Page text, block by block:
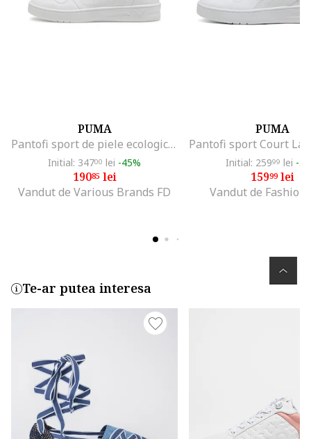
PUMA
Pantofi sport de piele ecologica Court Classy, Alb optic
Initial: 34700 lei -45%
19085lei
Vandut de Various Brands FD
PUMA
Initial: 25999 lei -
15999lei
Vandut de Fashion
Te-ar putea interesa